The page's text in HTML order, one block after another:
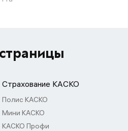
Страхование КАСКО
Полис КАСКО
Мини КАСКО
КАСКО Профи